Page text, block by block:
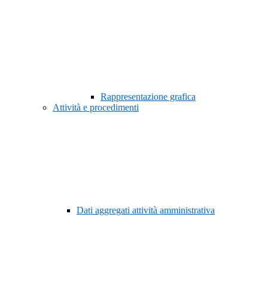
Rappresentazione grafica
Attività e procedimenti
Dati aggregati attività amministrativa